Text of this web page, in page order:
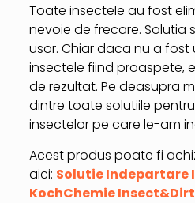
Toate insectele au fost
nevoie de frecare. Solutia
usor. Chiar daca nu a
insectele fiind proaspete,
de rezultat. Pe deasupra
dintre toate solutiile
insectelor pe care le-am
Acest produs poate fi
aici: Solutie Indepartare
KochChemie